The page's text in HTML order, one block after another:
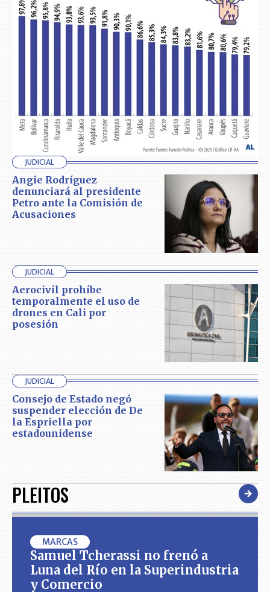
JUDICIAL
Angie Rodríguez
denunciará al presidente
Petro ante la Comisión de
Acusaciones
JUDICIAL
Aerocivil prohíbe
temporalmente el uso de
drones en Cali por
posesión
JUDICIAL
Consejo de Estado negó
suspender elección de De
la Espriella por
estadounidense
PLEITOS
MARCAS
Samuel Tcherassi no frenó a
Luna del Río en la Superindustria
y Comercio